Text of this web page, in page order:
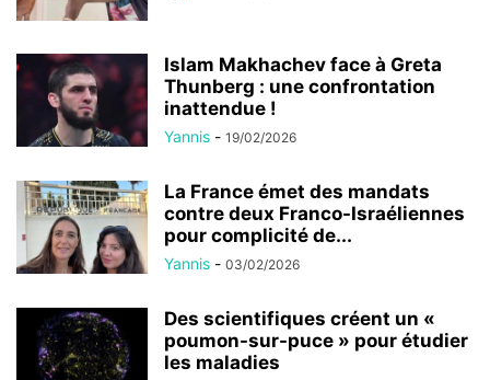
Islam Makhachev face à Greta
Thunberg : une confrontation
inattendue !
Yannis - 19/02/2026
La France émet des mandats
contre deux Franco-Israéliennes
pour complicité de...
Yannis - 03/02/2026
Des scientifiques créent un «
poumon-sur-puce » pour étudier
les maladies